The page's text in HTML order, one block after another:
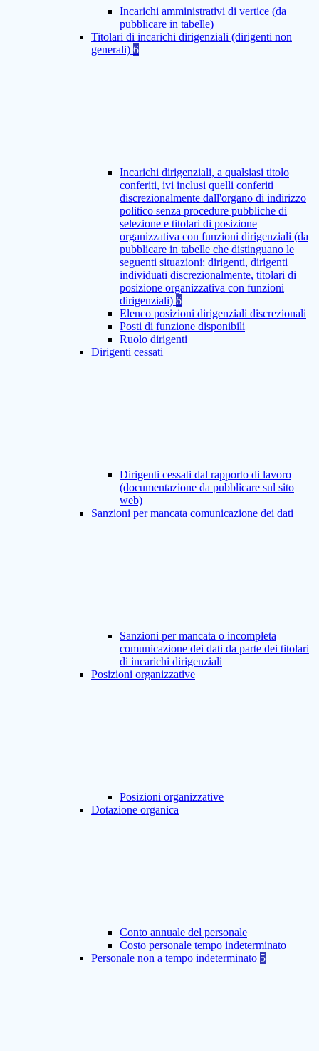
Incarichi amministrativi di vertice (da
pubblicare in tabelle)
Titolari di incarichi dirigenziali (dirigenti non
generali) 6
Incarichi dirigenziali, a qualsiasi titolo
conferiti, ivi inclusi quelli conferiti
discrezionalmente dall'organo di indirizzo
politico senza procedure pubbliche di
selezione e titolari di posizione
organizzativa con funzioni dirigenziali (da
pubblicare in tabelle che distinguano le
seguenti situazioni: dirigenti, dirigenti
individuati discrezionalmente, titolari di
posizione organizzativa con funzioni
dirigenziali) 6
Elenco posizioni dirigenziali discrezionali
Posti di funzione disponibili
Ruolo dirigenti
Dirigenti cessati
Dirigenti cessati dal rapporto di lavoro
(documentazione da pubblicare sul sito
web)
Sanzioni per mancata comunicazione dei dati
Sanzioni per mancata o incompleta
comunicazione dei dati da parte dei titolari
di incarichi dirigenziali
Posizioni organizzative
Posizioni organizzative
Dotazione organica
Conto annuale del personale
Costo personale tempo indeterminato
Personale non a tempo indeterminato 5